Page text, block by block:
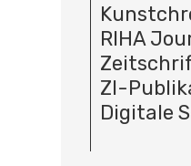
RIHA
ZI-
Digitale